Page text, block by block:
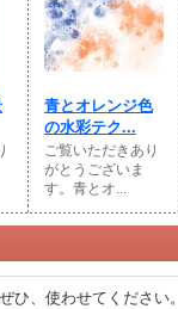
青とオレンジ色
の水彩テク...
ご覧いただきあり
がとうございま
す。青とオ...
ひ、使わせてください。